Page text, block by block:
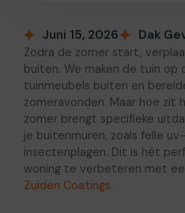
Juni 15, 2026 Dak
Zodra de zomer start,
buiten. We maken de tuin op
tuinmeubels buiten en
zomeravonden. Maar hoe zit
zomer brengt specifieke
je buitenmuren, zoals felle
insectenplagen. Dit is hét
woning te verbeteren met
Zuiden Coatings.